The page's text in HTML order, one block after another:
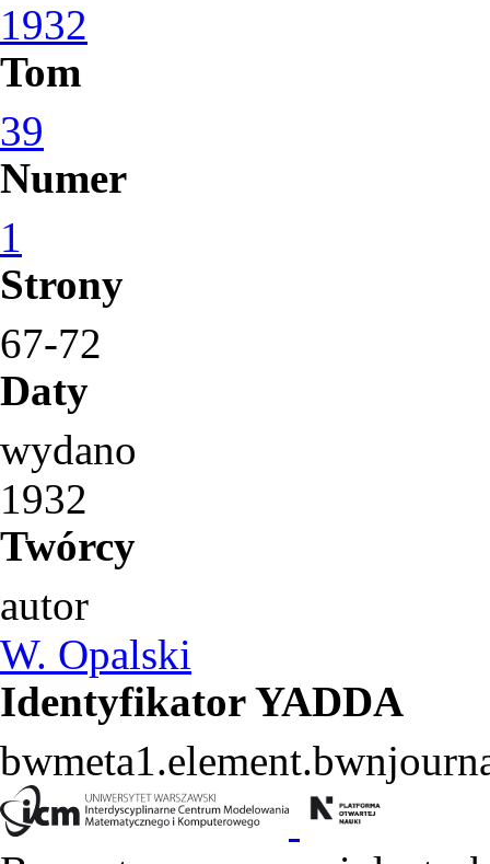
1932
Tom
39
Numer
1
Strony
67-72
Daty
wydano
1932
Twórcy
autor
W. Opalski
Identyfikator YADDA